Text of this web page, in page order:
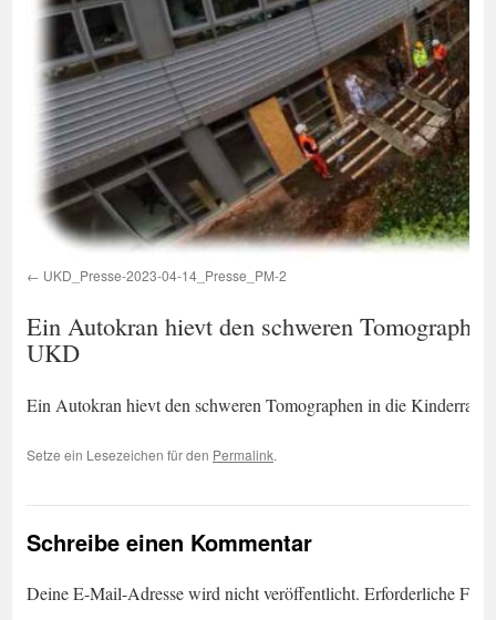
UKD_Presse-2023-04-14_Presse_PM-2
Ein Autokran hievt den schweren
UKD
Ein Autokran hievt den schweren Tomographen in die
Setze ein Lesezeichen für den Permalink.
Schreibe einen Kommentar
Deine E-Mail-Adresse wird nicht veröffentlicht. Erforderliche